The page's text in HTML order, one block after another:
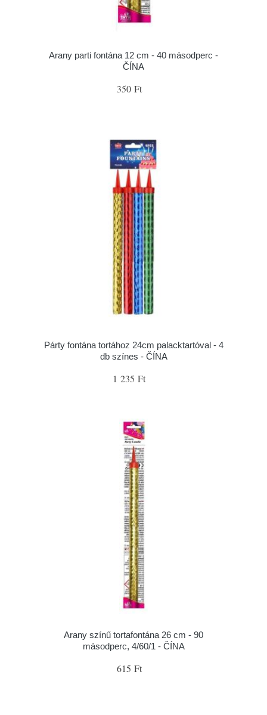
Arany parti fontána 12 cm - 40 másodperc -
ČÍNA
350 Ft
Párty fontána tortához 24cm palacktartóval - 4
db színes - ČÍNA
1 235 Ft
Arany színű tortafontána 26 cm - 90
másodperc, 4/60/1 - ČÍNA
615 Ft